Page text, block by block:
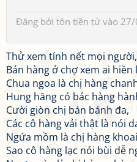
Đăng bởi tôn tiền tửvào 27/
Thử xem tính nết mọi người,
Bán hàng ở chợ xem ai hiền
Chua ngoa là chị hàng
Hung hăng có bác hàng
Cười giòn chị bán bánh đa,
Các cô hàng vải thật là nói
Ngứa mồm là chị hàng
Sao cô hàng lạc nói bùi dễ